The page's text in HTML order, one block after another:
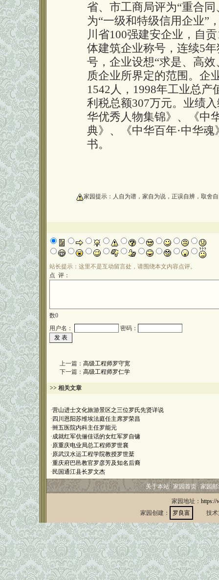
省、市工商局评为“重合
为“一级和特级信用企业”
川省100强建安企业，自
体建筑企业称号，连续5
号，企业设想“求是、高
质企业所界定的范围。企
1542人，1998年工业总产
利税总额307万元。业绩
华优秀人物集锦》、《中
典》、《中华百年·中华
书。
家园提示：人自为谱，家自为说，正误自辨，取舍
站长提示：这里不是互动留言处，请围绕本文内容点评。
点 评：
数0
用户名：
密码：
上一篇： 高级工程师罗守宽
下一篇： 高级工程师罗仁学
>> 相关文章
·营山进士文化旅游景区之三位罗氏先贤详说
· 四川恩阳苏维埃法庭任主席罗荣昌
·卌五医院内科主任罗能元
·成就红军伉俪佳话的女红军罗自镛
·原重庆电业局总工程师罗世襄
·原武汉水运工程学院教授罗世棻
·重庆府巴邑教官罗彦芳及知名后裔
· 民国通江县长罗文杰
关于本站 家园首页 家园
家园地址： https://
家园创建：
罗良富 技术